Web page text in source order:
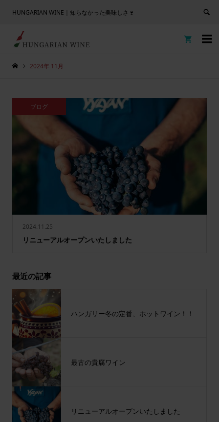
HUNGARIAN WINE｜知らなかった美味しさ🍷


2024年 11月
2024.11.25
リニューアルオープンいたしました
ブログ
最近の記事
ハンガリー冬の定番、ホットワイン！！
最古の貴腐ワイン
リニューアルオープンいたしました